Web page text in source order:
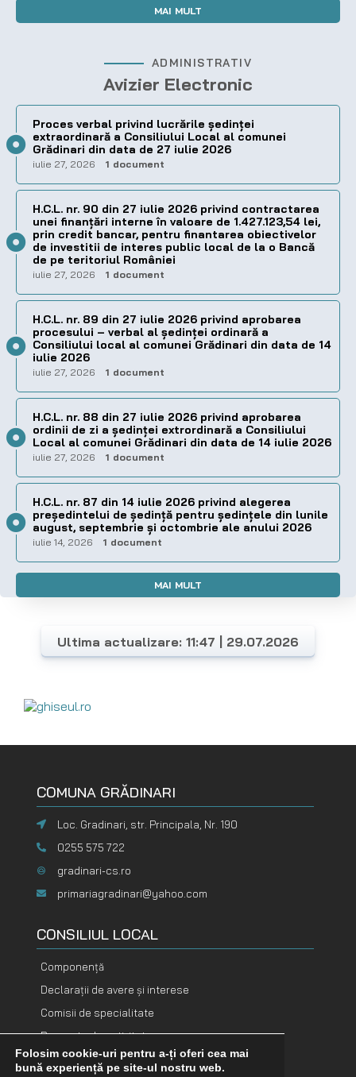
MAI MULT
ADMINISTRATIV
Avizier Electronic
Proces verbal privind lucrările ședinței
extraordinară a Consiliului Local al comunei
Grădinari din data de 27 iulie 2026
iulie 27, 2026 1 document
H.C.L. nr. 90 din 27 iulie 2026 privind contractarea
unei finanțări interne în valoare de 1.427.123,54 lei,
prin credit bancar, pentru finantarea obiectivelor
de investitii de interes public local de la o Bancă
de pe teritoriul României
iulie 27, 2026 1 document
H.C.L. nr. 89 din 27 iulie 2026 privind aprobarea
procesului – verbal al şedinţei ordinară a
Consiliului local al comunei Grădinari din data de 14
iulie 2026
iulie 27, 2026 1 document
H.C.L. nr. 88 din 27 iulie 2026 privind aprobarea
ordinii de zi a şedinţei extrordinară a Consiliului
Local al comunei Grădinari din data de 14 iulie 2026
iulie 27, 2026 1 document
H.C.L. nr. 87 din 14 iulie 2026 privind alegerea
preşedintelui de şedinţă pentru ședințele din lunile
august, septembrie și octombrie ale anului 2026
iulie 14, 2026 1 document
MAI MULT
Ultima actualizare: 11:47 | 29.07.2026
COMUNA GRĂDINARI
Loc. Gradinari, str. Principala, Nr. 190
0255 575 722
gradinari-cs.ro
primariagradinari@yahoo.com
CONSILIUL LOCAL
Componență
Declarații de avere și interese
Comisii de specialitate
Rapoarte de activitate
DOCUMENTE DOCUMENTE
Folosim cookie-uri pentru a-ți oferi cea mai
bună experiență pe site-ul nostru web.